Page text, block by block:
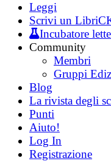
Leggi
Scrivi un
Incubatore
Community
Membri
Gruppi
Blog
La rivista degli
Punti
Aiuto!
Log In
Registrazione